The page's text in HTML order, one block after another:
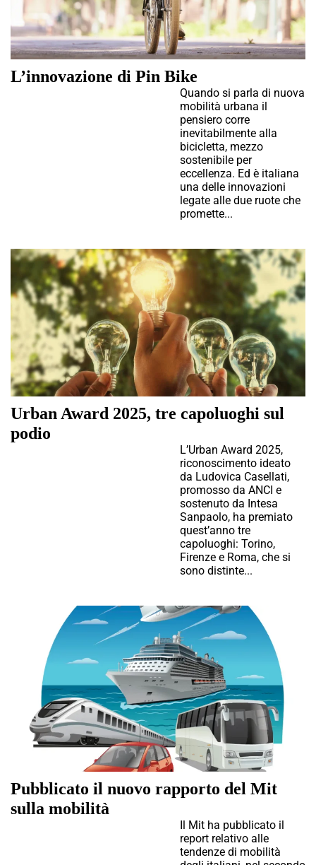
L’innovazione di Pin Bike
Quando si parla di nuova
mobilità urbana il
pensiero corre
inevitabilmente alla
bicicletta, mezzo
sostenibile per
eccellenza. Ed è italiana
una delle innovazioni
legate alle due ruote che
promette...
Urban Award 2025, tre capoluoghi sul
podio
L’Urban Award 2025,
riconoscimento ideato
da Ludovica Casellati,
promosso da ANCI e
sostenuto da Intesa
Sanpaolo, ha premiato
quest’anno tre
capoluoghi: Torino,
Firenze e Roma, che si
sono distinte...
Pubblicato il nuovo rapporto del Mit
sulla mobilità
Il Mit ha pubblicato il
report relativo alle
tendenze di mobilità